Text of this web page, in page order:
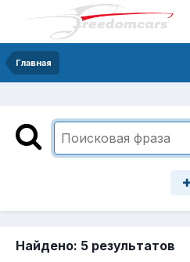
Главная
Найдено: 5 результатов